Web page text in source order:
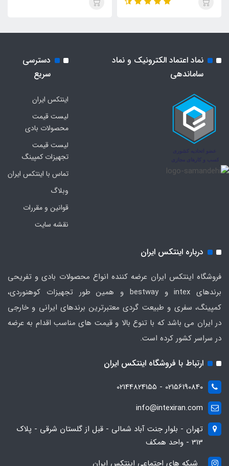
نماد اعتماد الکترونیک و نماد
ساماندهی
دسترسی
سریع
اینتکس ایران
لیست قیمت
محصولات بادی
لیست قیمت
تجهیزات کمپینگ
تماس با اینتکس ایران
وبلاگ
قوانین و مقررات
نقشه سایت
درباره اینتکس ایران
فروشگاه اینتکس ایران عرضه کننده انواع محصولات بادی و تفریحی
برندهای intex و bestway و همین طور تجهیزات کوهنوردی،
کمپینگ، سفری و طبیعت گردی معتبرترین برندهای ایرانی و خارجی
در ایران می باشد که با تنوع بالا و قیمت های مناسب اقدام به عرضه
در سراسر کشور کرده است.
ارتباط با فروشگاه اینتکس ایران
02156190840 - 02144824155
info@intexiran.com
تهران - بلوار جنت آباد شمالی - قبل از گلستان شرقی - پلاک
313 - واحد همکف